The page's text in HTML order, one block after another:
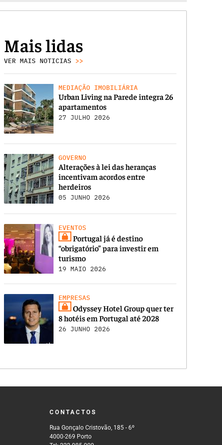
Mais lidas
VER MAIS NOTICIAS >>
MEDIAÇÃO IMOBILIÁRIA
Urban Living na Parede integra 26
apartamentos
27 JULHO 2026
GOVERNO
Alterações à lei das heranças
incentivam acordos entre
herdeiros
05 JUNHO 2026
EVENTOS
Portugal já é destino
“obrigatório” para investir em
turismo
19 MAIO 2026
EMPRESAS
Odyssey Hotel Group quer ter
8 hotéis em Portugal até 2028
26 JUNHO 2026
CONTACTOS
Rua Gonçalo Cristovão, 185 - 6º
4000-269 Porto